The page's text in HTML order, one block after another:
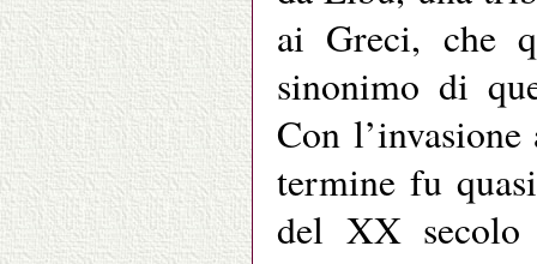
ai Greci, che
sinonimo di
Con
termine fu
del XX